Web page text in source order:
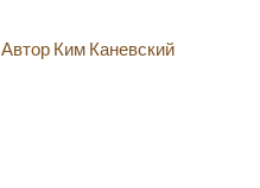
Автор Ким Каневский